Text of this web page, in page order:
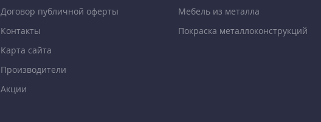
Договор публичной оферты
Контакты
Карта сайта
Производители
Акции
Мебель из металла
Покраска металлоконструкций